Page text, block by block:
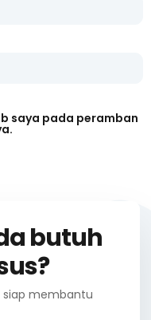
saya pada peramban
butuh
siap membantu